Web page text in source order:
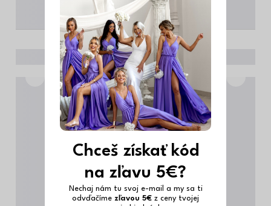
Chceš získať kód
na zľavu 5€?
Nechaj nám tu svoj e-mail a my sa ti
odvďačíme zľavou 5€ z ceny tvojej